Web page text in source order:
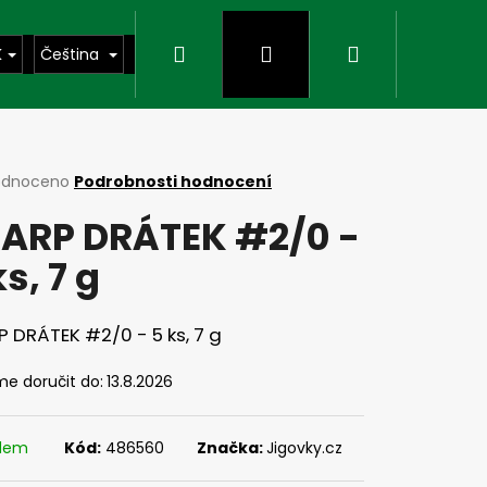
Čeština Hledat PřihlášeníNákupní
Podrobnosti hodnocení
DRÁTEK #2/0 -
7 g
DRÁTEK #2/0 - 5 ks, 7 g
doručit do: 13.8.2026
Kód: 486560 Značka:Jigovky.cz
Následující